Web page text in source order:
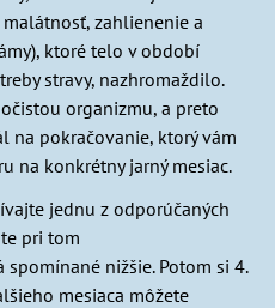
zahlienenie a
ktoré telo v období
stravy, nazhromaždilo.
organizmu, a preto
na pokračovanie, ktorý vám
na konkrétny jarný mesiac.
jednu z odporúčaných
pri tom
nižšie. Potom si 4.
mesiaca môžete